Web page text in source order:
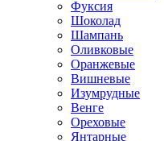
Фуксия
Шоколад
Шампань
Оливковые
Оранжевые
Вишневые
Изумрудные
Венге
Ореховые
Янтарные